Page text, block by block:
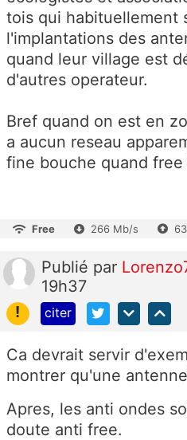
tois qui habituellement
l'implantations des
quand leur village est
d'autres operateur.
Bref quand on est en
a aucun reseau
fine bouche quand
Free 266 Mb/s
Publié par
19h37
!
citer
Ca devrait servir
montrer qu'une
Apres, les anti ondes
doute anti free.